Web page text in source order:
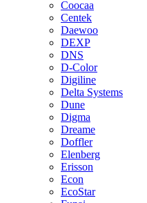
Coocaa
Centek
Daewoo
DEXP
DNS
D-Color
Digiline
Delta Systems
Dune
Digma
Dreame
Doffler
Elenberg
Erisson
Econ
EcoStar